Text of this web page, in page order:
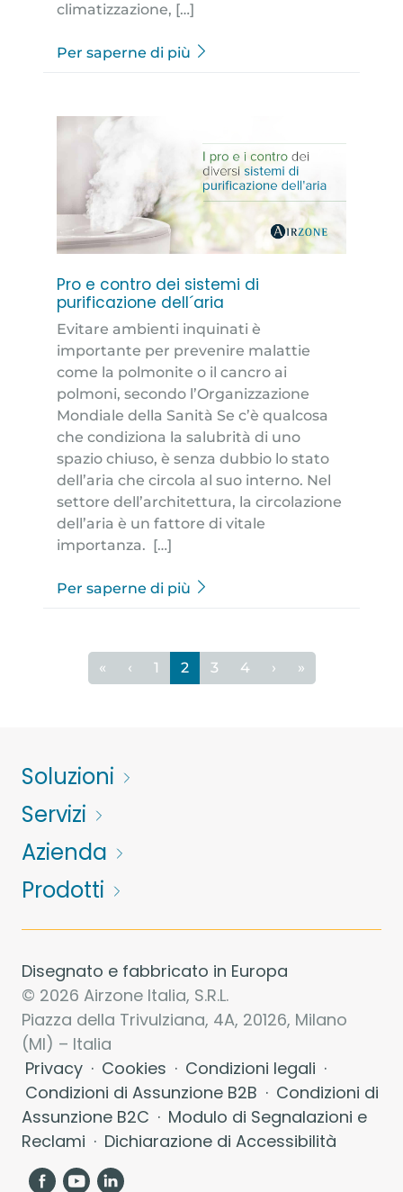
climatizzazione, […]
Per saperne di più
Pro e contro dei sistemi di
purificazione dell´aria
Evitare ambienti inquinati è
importante per prevenire malattie
come la polmonite o il cancro ai
polmoni, secondo l’Organizzazione
Mondiale della Sanità Se c’è qualcosa
che condiziona la salubrità di uno
spazio chiuso, è senza dubbio lo stato
dell’aria che circola al suo interno. Nel
settore dell’architettura, la circolazione
dell’aria è un fattore di vitale
importanza. […]
Per saperne di più
« ‹ 1 2 3 4 › »
Soluzioni
Servizi
Azienda
Prodotti
Disegnato e fabbricato in Europa
© 2026 Airzone Italia, S.R.L.
Piazza della Trivulziana, 4A, 20126, Milano
(MI) – Italia
Privacy · Cookies · Condizioni legali ·
Condizioni di Assunzione B2B · Condizioni di
Assunzione B2C · Modulo di Segnalazioni e
Reclami · Dichiarazione di Accessibilità